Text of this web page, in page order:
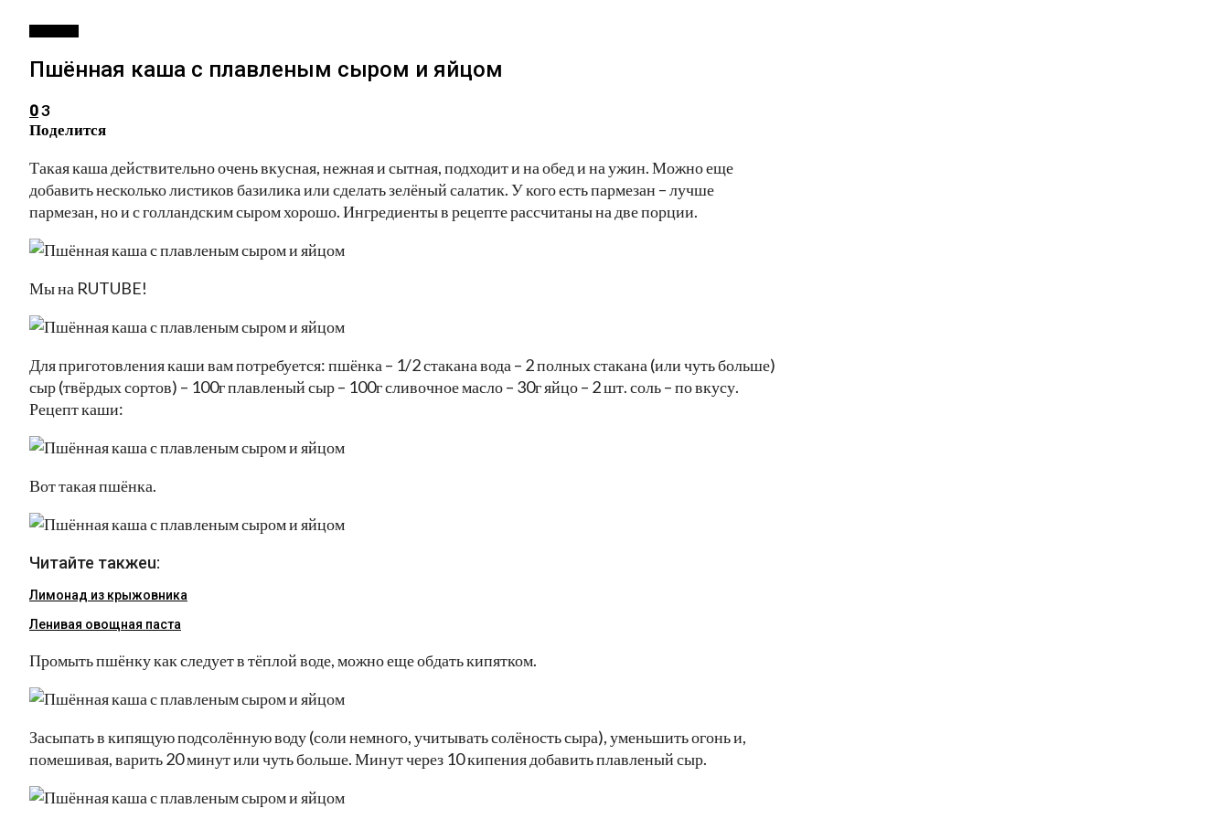
Пшённая каша с плавленым сыром и яйцом
03
Поделится
Такая каша действительно очень вкусная, нежная и сытная, подходит и на обед и на ужин. Можно еще
добавить несколько листиков базилика или сделать зелёный салатик. У кого есть пармезан – лучше
пармезан, но и с голландским сыром хорошо. Ингредиенты в рецепте рассчитаны на две порции.
Мы на RUTUBE!
Для приготовления каши вам потребуется: пшёнка – 1/2 стакана вода – 2 полных стакана (или чуть больше)
сыр (твёрдых сортов) – 100г плавленый сыр – 100г сливочное масло – 30г яйцо – 2 шт. соль – по вкусу.
Рецепт каши:
Вот такая пшёнка.
Читайте такжеu:
Лимонад из крыжовника
Ленивая овощная паста
Промыть пшёнку как следует в тёплой воде, можно еще обдать кипятком.
Засыпать в кипящую подсолённую воду (соли немного, учитывать солёность сыра), уменьшить огонь и,
помешивая, варить 20 минут или чуть больше. Минут через 10 кипения добавить плавленый сыр.